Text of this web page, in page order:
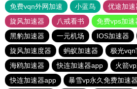
免费vqn外网加速
小蓝鸟 优途加速
旋风加速器
八戒看书
免费vps加速
黑豹加速器
一元机场 IOS加速器
旋风加速度器
蚂蚁加速器 极光vqn
海鸥加速器
快连加速器app
火箭
快连加速器app
暴雪vp永久免费加速